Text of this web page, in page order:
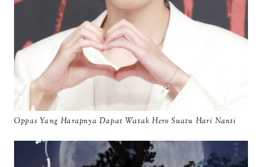
Oppas Yang Harapnya Dapat Watak Hero Suatu Hari Nanti